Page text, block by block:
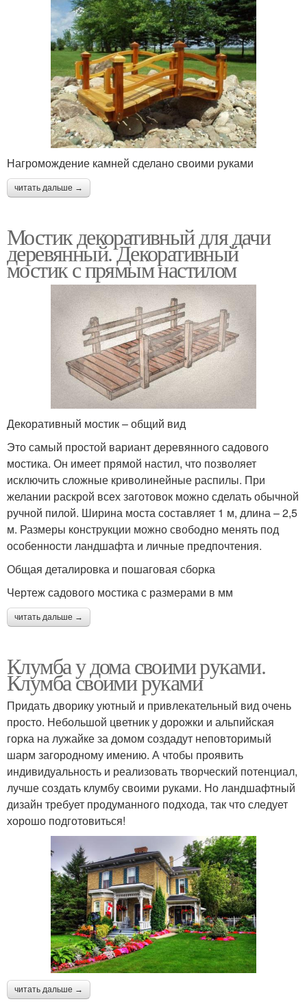
Нагромождение камней сделано своими руками
читать дальше →
Мостик декоративный для дачи
деревянный. Декоративный
мостик с прямым настилом
Декоративный мостик – общий вид
Это самый простой вариант деревянного садового
мостика. Он имеет прямой настил, что позволяет
исключить сложные криволинейные распилы. При
желании раскрой всех заготовок можно сделать обычной
ручной пилой. Ширина моста составляет 1 м, длина – 2,5
м. Размеры конструкции можно свободно менять под
особенности ландшафта и личные предпочтения.
Общая деталировка и пошаговая сборка
Чертеж садового мостика с размерами в мм
читать дальше →
Клумба у дома своими руками.
Клумба своими руками
Придать дворику уютный и привлекательный вид очень
просто. Небольшой цветник у дорожки и альпийская
горка на лужайке за домом создадут неповторимый
шарм загородному имению. А чтобы проявить
индивидуальность и реализовать творческий потенциал,
лучше создать клумбу своими руками. Но ландшафтный
дизайн требует продуманного подхода, так что следует
хорошо подготовиться!
читать дальше →